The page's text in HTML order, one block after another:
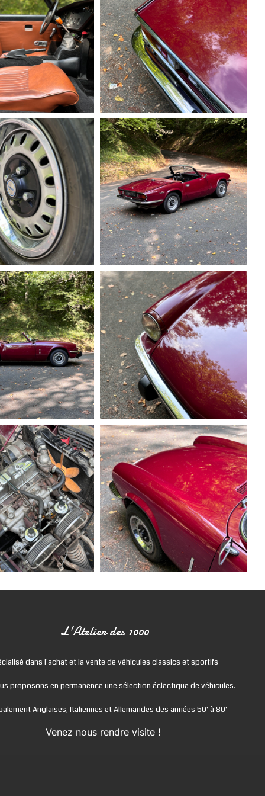
L'Atelier des 1000
dans l'achat et la vente de véhicules classics et sportifs
proposons en permanence une sélection éclectique de véhicules.
Anglaises, Italiennes et Allemandes des années 50' à 80'
Venez nous rendre visite !